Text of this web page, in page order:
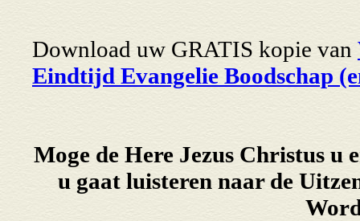
Download uw GRATIS kopie van
Eindtijd Evangelie Boodschap
Moge de Here Jezus Christus
u gaat luisteren naar de